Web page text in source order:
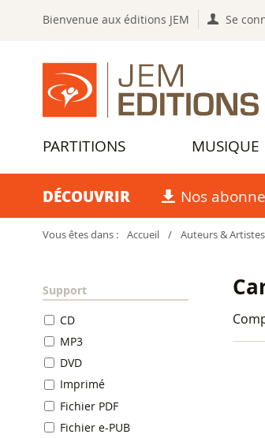
Bienvenue aux éditions JEM Se
PARTITIONS MUSIQUE
DÉCOUVRIR Nos
Vous êtes dans : Accueil / Auteurs & Artistes
Support
CD
MP3
DVD
Imprimé
Fichier PDF
Fichier e-PUB